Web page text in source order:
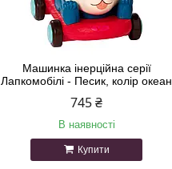
Машинка інерційна серії
Лапкомобілі - Песик, колір океан
745 ₴
В наявності
Купити